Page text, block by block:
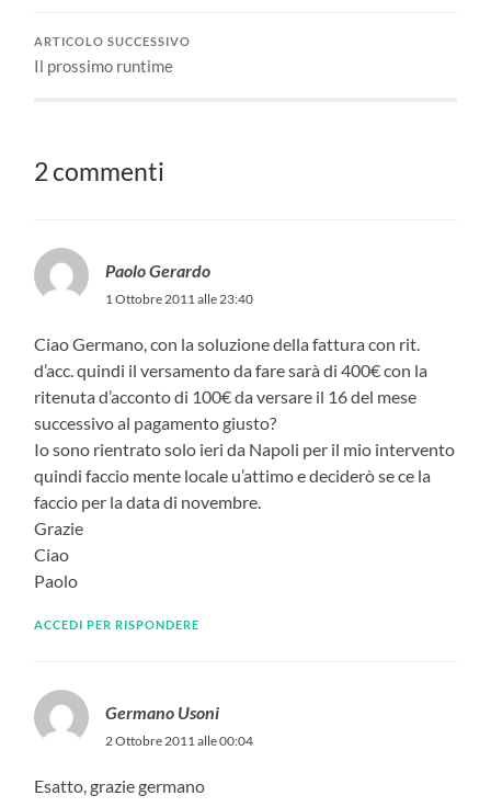
ARTICOLO SUCCESSIVO
Il prossimo runtime
2 commenti
Paolo Gerardo
1 Ottobre 2011 alle 23:40
Ciao Germano, con la soluzione della fattura con rit.
d’acc. quindi il versamento da fare sarà di 400€ con la
ritenuta d’acconto di 100€ da versare il 16 del mese
successivo al pagamento giusto?
Io sono rientrato solo ieri da Napoli per il mio intervento
quindi faccio mente locale u’attimo e deciderò se ce la
faccio per la data di novembre.
Grazie
Ciao
Paolo
ACCEDI PER RISPONDERE
Germano Usoni
2 Ottobre 2011 alle 00:04
Esatto, grazie germano